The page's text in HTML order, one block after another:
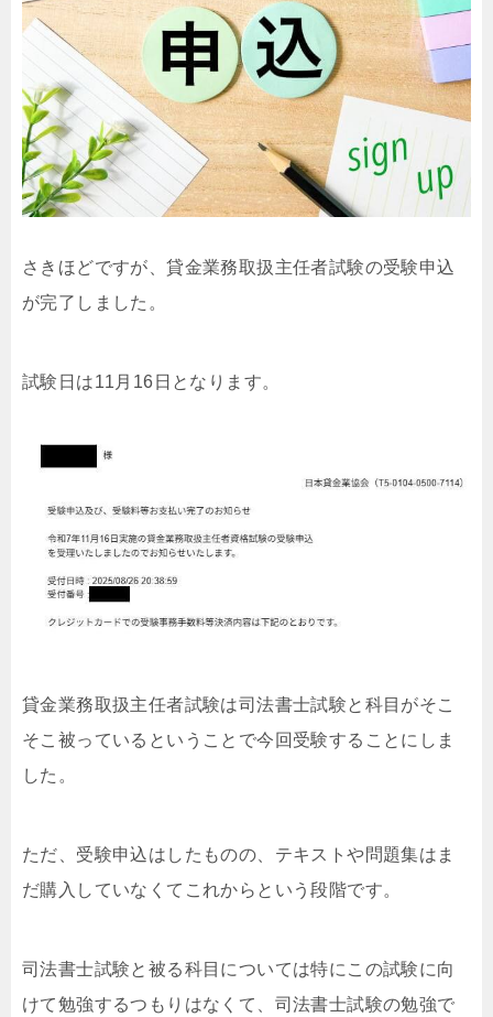
さきほどですが、貸金業務取扱主任者試験の受験申込
が完了しました。
試験日は11月16日となります。
貸金業務取扱主任者試験は司法書士試験と科目がそこ
そこ被っているということで今回受験することにしま
した。
ただ、受験申込はしたものの、テキストや問題集はま
だ購入していなくてこれからという段階です。
司法書士試験と被る科目については特にこの試験に向
けて勉強するつもりはなくて、司法書士試験の勉強で